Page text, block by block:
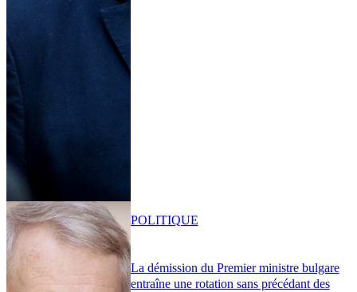
La démission du Premier ministre bulgare
entraîne une rotation sans précédant des
POLITIQUE